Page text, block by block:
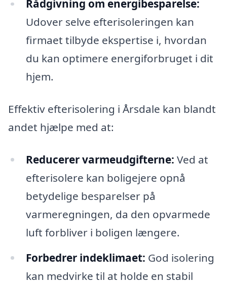
Rådgivning om energibesparelse:
Udover selve efterisoleringen kan
firmaet tilbyde ekspertise i, hvordan
du kan optimere energiforbruget i dit
hjem.
Effektiv efterisolering i Årsdale kan blandt
andet hjælpe med at:
Reducerer varmeudgifterne: Ved at
efterisolere kan boligejere opnå
betydelige besparelser på
varmeregningen, da den opvarmede
luft forbliver i boligen længere.
Forbedrer indeklimaet: God isolering
kan medvirke til at holde en stabil